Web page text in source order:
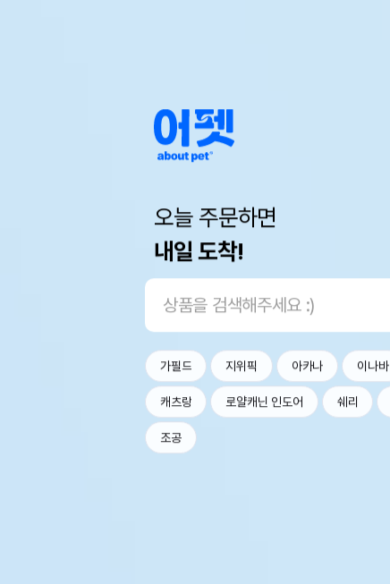
오늘 주문하면
내일 도착!
가필드 지위픽 아카나 이나바
캐츠랑 로얄캐닌 인도어 쉐리
조공